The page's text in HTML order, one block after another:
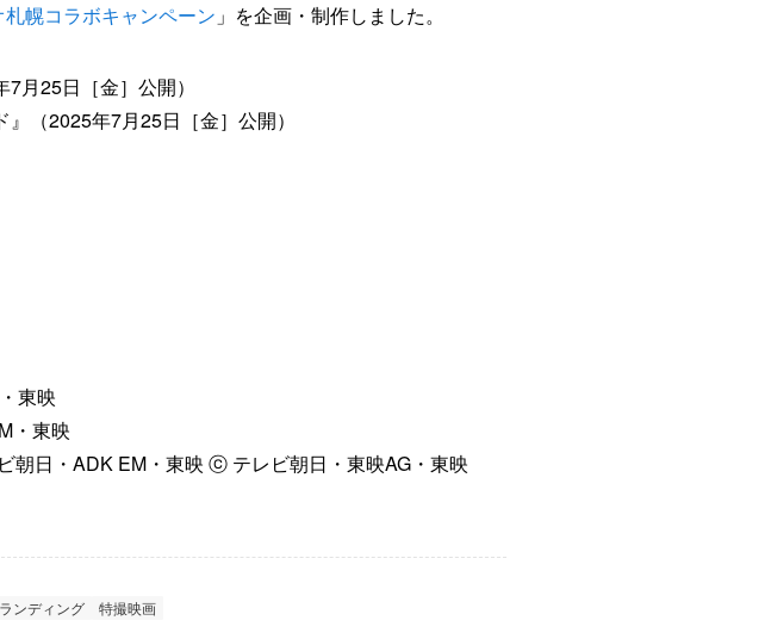
幌コラボキャンペーン 」を企画・制作しました。
月25日［金］公開）
2025年7月25日［金］公開）
東映
・東映
日・ADK EM・東映 ⓒ テレビ朝日・東映AG・東映
ンディング 特撮映画